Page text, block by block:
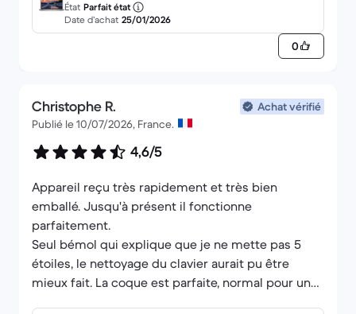
o AZERTY - Français
État Parfait état
Date d’achat 25/01/2026
0
Christophe R.
Achat vérifié
Publié le 10/07/2026, France.
4,6/5
Appareil reçu très rapidement et très bien
emballé. Jusqu'à présent il fonctionne
parfaitement.
Seul bémol qui explique que je ne mette pas 5
étoiles, le nettoyage du clavier aurait pu être
mieux fait. La coque est parfaite, normal pour un